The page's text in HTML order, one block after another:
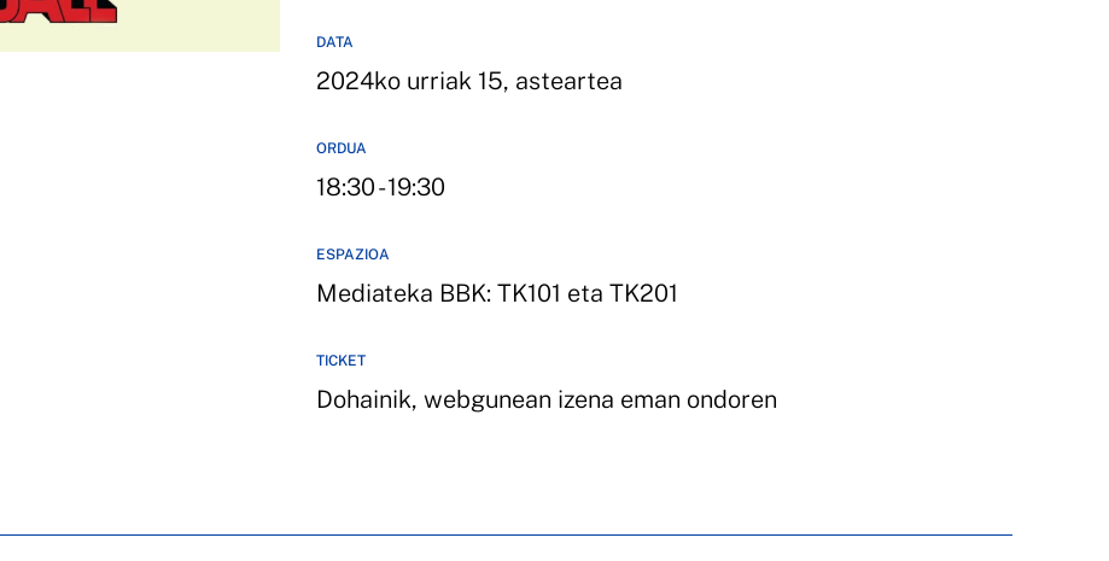
DATA
2024ko urriak 15, asteartea
ORDUA
18:30 - 19:30
ESPAZIOA
Mediateka BBK: TK101 eta TK201
TICKET
Dohainik, webgunean izena eman ondoren